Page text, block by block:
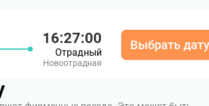
16:27:00
Отрадный
Новоотрадная
Выбрать дату